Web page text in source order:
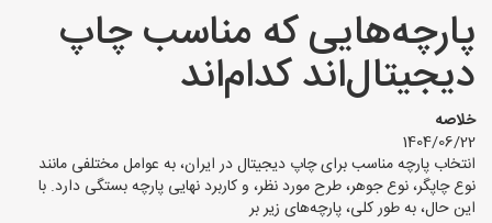
پارچه براساس رنگ طرح و کاربرد
پارچه فروشی های هر شهر
پارچه‌هایی که مناسب چاپ
دیجیتال‌اند کدام‌اند
خلاصه
1404/06/22
انتخاب پارچه مناسب برای چاپ دیجیتال در ایران، به عوامل مختلفی مانند
نوع چاپگر، نوع جوهر، طرح مورد نظر، و کاربرد نهایی پارچه بستگی دارد. با
این حال، به طور کلی، پارچه‌های زیر بر